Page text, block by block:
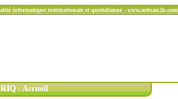
informatique internationale et quotidienne - www.artisan2k.com
| Accueil